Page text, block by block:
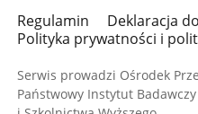
Regulamin
Deklaracja
Polityka prywatności i
Serwis prowadzi Ośrodek
Państwowy Instytut